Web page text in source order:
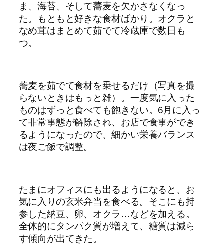
ま、海苔、そして蕎麦を欠かさなくなっ
た。もともと好きな食材ばかり。オクラと
なめ茸はまとめて茹でて冷蔵庫で数日も
つ。
蕎麦を茹でて食材を乗せるだけ（写真を撮
らないときはもっと雑）。一度気に入った
ものはずっと食べても飽きない。6月に入っ
て非常事態が解除され、お店で食事ができ
るようになったので、細かい栄養バランス
は夜ご飯で調整。
たまにオフィスにも出るようになると、お
気に入りの玄米弁当を食べる。そこにも持
参した納豆、卵、オクラ…などを加える。
全体的にタンパク質が増えて、糖質は減ら
す傾向が出てきた。